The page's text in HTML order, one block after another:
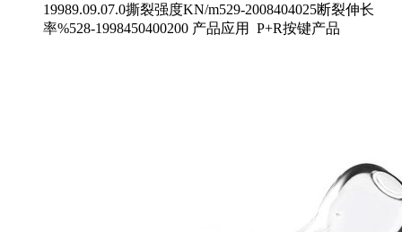
19989.09.07.0撕裂强度KN/m529-2008404025断裂伸长
率%528-1998450400200 产品应用 P+R按键产品